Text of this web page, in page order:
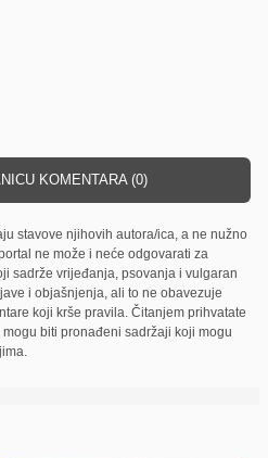
KOMENTARA (0)
stavove njihovih autora/ica, a ne nužno
ne može i neće odgovarati za
sadrže vrijeđanja, psovanja i vulgaran
i objašnjenja, ali to ne obavezuje
koji krše pravila. Čitanjem prihvatate
biti pronađeni sadržaji koji mogu